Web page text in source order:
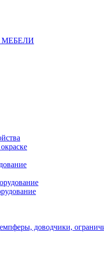
МЕБЕЛИ
доводчики,